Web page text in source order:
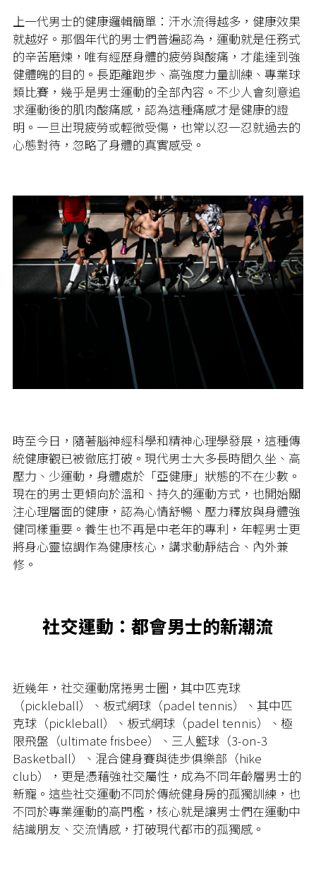
上一代男士的健康邏輯簡單：汗水流得越多，健康效果
就越好。那個年代的男士們普遍認為，運動就是任務式
的辛苦磨煉，唯有經歷身體的疲勞與酸痛，才能達到強
健體魄的目的。長距離跑步、高強度力量訓練、專業球
類比賽，幾乎是男士運動的全部內容。不少人會刻意追
求運動後的肌肉酸痛感，認為這種痛感才是健康的證
明。一旦出現疲勞或輕微受傷，也常以忍一忍就過去的
心態對待，忽略了身體的真實感受。
時至今日，隨著腦神經科學和精神心理學發展，這種傳
統健康觀已被徹底打破。現代男士大多長時間久坐、高
壓力、少運動，身體處於「亞健康」狀態的不在少數。
現在的男士更傾向於溫和、持久的運動方式，也開始關
注心理層面的健康，認為心情舒暢、壓力釋放與身體強
健同樣重要。養生也不再是中老年的專利，年輕男士更
將身心靈協調作為健康核心，講求動靜結合、內外兼
修。
社交運動：都會男士的新潮流
近幾年，社交運動席捲男士圈，其中匹克球
（pickleball）、板式網球（padel tennis）、其中匹
克球（pickleball）、板式網球（padel tennis）、極
限飛盤（ultimate frisbee）、三人籃球（3-on-3
Basketball）、混合健身賽與徒步俱樂部（hike
club），更是憑藉強社交屬性，成為不同年齡層男士的
新寵。這些社交運動不同於傳統健身房的孤獨訓練，也
不同於專業運動的高門檻，核心就是讓男士們在運動中
結識朋友、交流情感，打破現代都市的孤獨感。